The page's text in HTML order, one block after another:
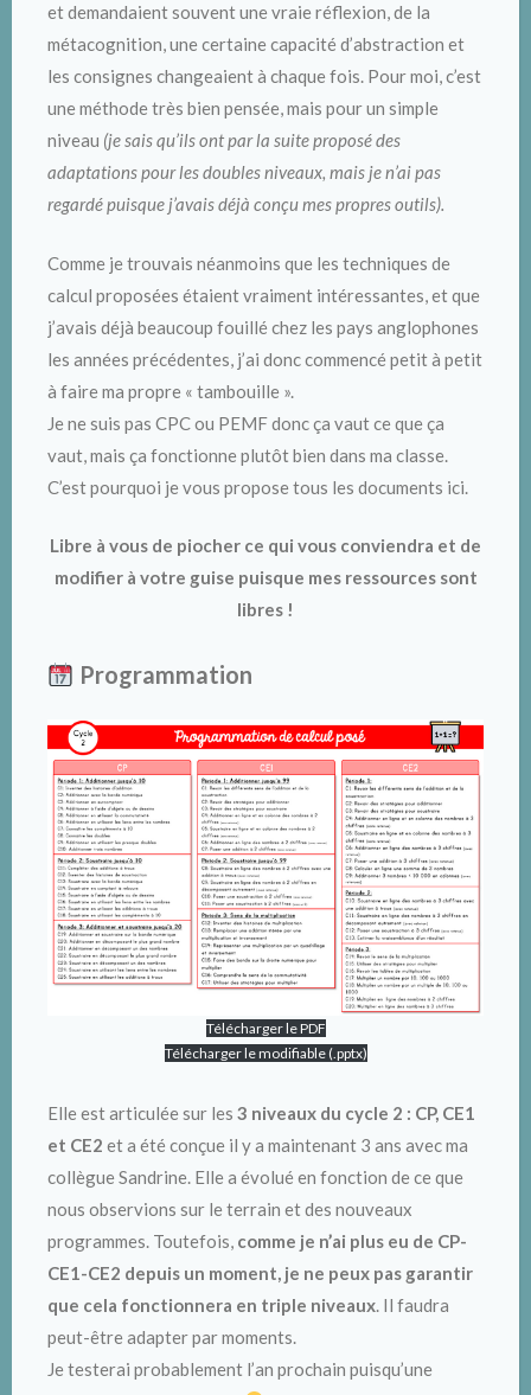
et demandaient souvent une vraie réflexion, de la
métacognition, une certaine capacité d’abstraction et
les consignes changeaient à chaque fois. Pour moi, c’est
une méthode très bien pensée, mais pour un simple
niveau (je sais qu’ils ont par la suite proposé des
adaptations pour les doubles niveaux, mais je n’ai pas
regardé puisque j’avais déjà conçu mes propres outils).
Comme je trouvais néanmoins que les techniques de
calcul proposées étaient vraiment intéressantes, et que
j’avais déjà beaucoup fouillé chez les pays anglophones
les années précédentes, j’ai donc commencé petit à petit
à faire ma propre « tambouille ».
Je ne suis pas CPC ou PEMF donc ça vaut ce que ça
vaut, mais ça fonctionne plutôt bien dans ma classe.
C’est pourquoi je vous propose tous les documents ici.
Libre à vous de piocher ce qui vous conviendra et de
modifier à votre guise puisque mes ressources sont
libres !
Programmation
Télécharger le PDF
Télécharger le modifiable (.pptx)
Elle est articulée sur les 3 niveaux du cycle 2 : CP, CE1
et CE2 et a été conçue il y a maintenant 3 ans avec ma
collègue Sandrine. Elle a évolué en fonction de ce que
nous observions sur le terrain et des nouveaux
programmes. Toutefois, comme je n’ai plus eu de CP-
CE1-CE2 depuis un moment, je ne peux pas garantir
que cela fonctionnera en triple niveaux . Il faudra
peut-être adapter par moments.
Je testerai probablement l’an prochain puisqu’une